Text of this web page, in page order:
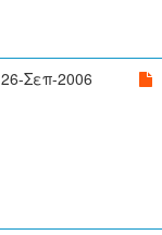
26-Σεπ-2006